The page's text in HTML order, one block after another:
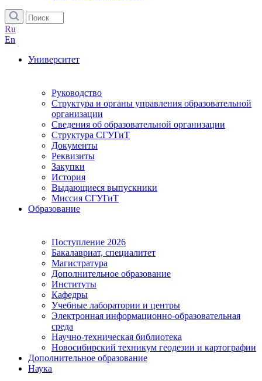
Ru
En
Университет
Руководство
Структура и органы управления образовательной
организации
Сведения об образовательной организации
Структура СГУГиТ
Документы
Реквизиты
Закупки
История
Выдающиеся выпускники
Миссия СГУГиТ
Образование
Поступление 2026
Бакалавриат, специалитет
Магистратура
Дополнительное образование
Институты
Кафедры
Учебные лаборатории и центры
Электронная информационно-образовательная
среда
Научно-техническая библиотека
Новосибирский техникум геодезии и картографии
Дополнительное образование
Наука